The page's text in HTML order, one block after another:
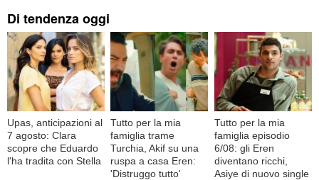
Di tendenza oggi
Upas, anticipazioni al
7 agosto: Clara
scopre che Eduardo
l'ha tradita con Stella
Tutto per la mia
famiglia trame
Turchia, Akif su una
ruspa a casa Eren:
'Distruggo tutto'
Tutto per la mia
famiglia episodio
6/08: gli Eren
diventano ricchi,
Asiye di nuovo single